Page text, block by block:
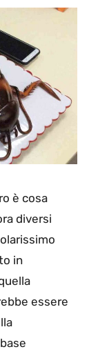
è cosa
diversi
in
essere